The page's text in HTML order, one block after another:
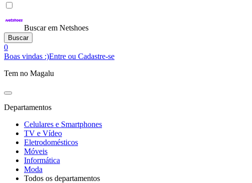
Buscar em Netshoes
Buscar
0
Boas vindas :)Entre ou Cadastre-se
Tem no Magalu
Departamentos
Celulares e Smartphones
TV e Vídeo
Eletrodomésticos
Móveis
Informática
Moda
Todos os departamentos